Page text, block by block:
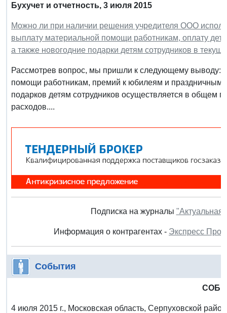
Бухучет и отчетность, 3 июля 2015
Можно ли при наличии решения учредителя ООО
выплату материальной помощи работникам, оплату
а также новогодние подарки детям сотрудников в
Рассмотрев вопрос, мы пришли к следующему выводу:
помощи работникам, премий к юбилеям и праздничным
подарков детям сотрудников осуществляется в общем
расходов....
Подписка на журналы "Актуальная
Информация о контрагентах - Экспресс
События
4 июля 2015 г., Московская область, Серпуховской